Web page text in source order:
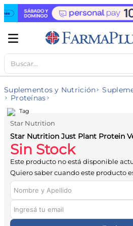
Buscar...
Suplementos y Nutrición
Proteínas
Star Nutrition
Star Nutrition Just Plant Protein
Sin Stock
Este producto no está disponible
Quiero saber cuando este producto
TÉRMINOS MÁS BUSCADOS
1.
mela b3
2.
cerave limpieza
3.
creatina
5.
shampoo
6.
proteina
7.
ibuprofeno
8.
vitamina c
9.
contorno ojos